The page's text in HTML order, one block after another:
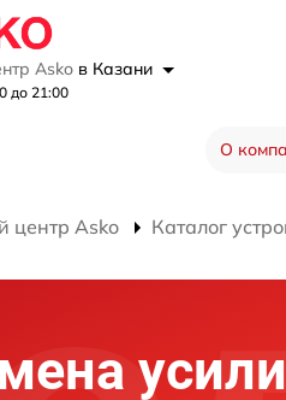
Asko в Казани
до 21:00
О
центр Asko Каталог